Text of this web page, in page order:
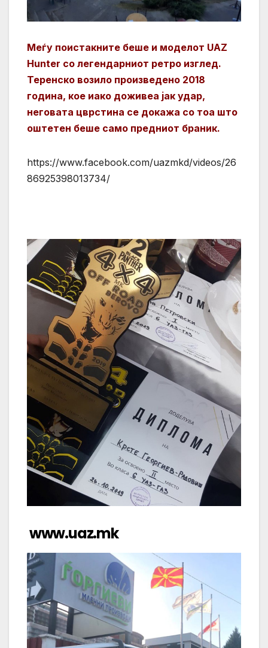
Меѓу поистакните беше и моделот UAZ
Hunter со легендарниот ретро изглед.
Теренско возило произведено 2018
година, кое иако доживеа јак удар,
неговата цврстина се докажа со тоа што
оштетен беше само предниот браник.
https://www.facebook.com/uazmkd/videos/26
86925398013734/
www.uaz.mk